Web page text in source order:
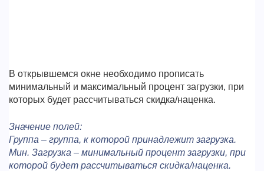
В открывшемся окне необходимо прописать
минимальный и максимальный процент загрузки, при
которых будет рассчитываться скидка/наценка.
Значение полей:
Группа – группа, к которой принадлежит загрузка.
Мин. Загрузка – минимальный процент загрузки, при
которой будет рассчитываться скидка/наценка.